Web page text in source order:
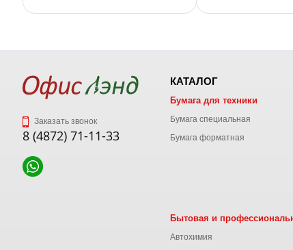
Заказать звонок
8 (4872) 71-11-33
КАТАЛОГ
Бумага для техники
Бумага специальная
Бумага форматная
Бытовая и
Автохимия